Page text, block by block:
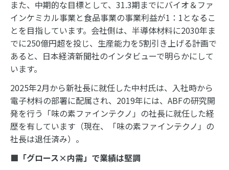
また、中期的な目標として、31.3期までにバイオ＆ファ
インケミカル事業と食品事業の事業利益が1：1となるこ
とを目指しています。会社側は、半導体材料に2030年ま
でに250億円超を投じ、生産能力を5割引き上げる計画で
あると、日本経済新聞社のインタビューで明らかにして
います。
2025年2月から新社長に就任した中村氏は、入社時から
電子材料の部署に配属され、2019年には、ABFの研究開
発を行う「味の素ファインテクノ」の社長に就任した経
歴を有しています（現在、「味の素ファインテクノ」の
社長は退任済み）。
■「グロース×内需」で業績は堅調